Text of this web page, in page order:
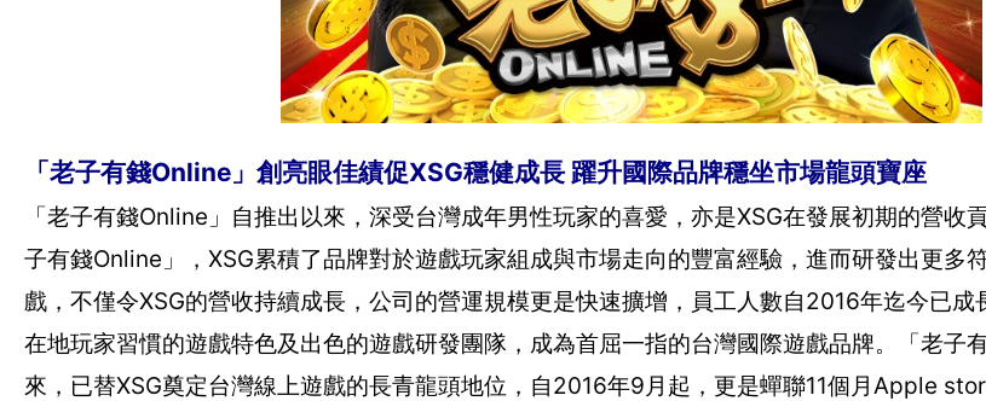
「老子有錢Online」創亮眼佳績促XSG穩健成長 躍升國際品牌穩坐市場龍頭寶座
「老子有錢Online」自推出以來，深受台灣成年男性玩家的喜愛，亦是XSG在發展初期的營收
子有錢Online」，XSG累積了品牌對於遊戲玩家組成與市場走向的豐富經驗，進而研發出更多
戲，不僅令XSG的營收持續成長，公司的營運規模更是快速擴增，員工人數自2016年迄今已
在地玩家習慣的遊戲特色及出色的遊戲研發團隊，成為首屈一指的台灣國際遊戲品牌。「老子
來，已替XSG奠定台灣線上遊戲的長青龍頭地位，自2016年9月起，更是蟬聯11個月Apple